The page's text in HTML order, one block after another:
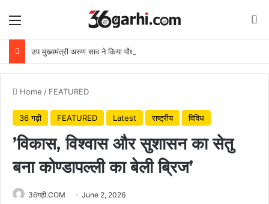
Menu
Home / FEATURED
36 गढ़ी FEATURED Latest राष्ट्रीय विविध
’विकास, विश्वास और सुशासन का सेतु
बना कोण्डापल्ली का बेली ब्रिज’
36गढ़ी.COM June 2, 2026